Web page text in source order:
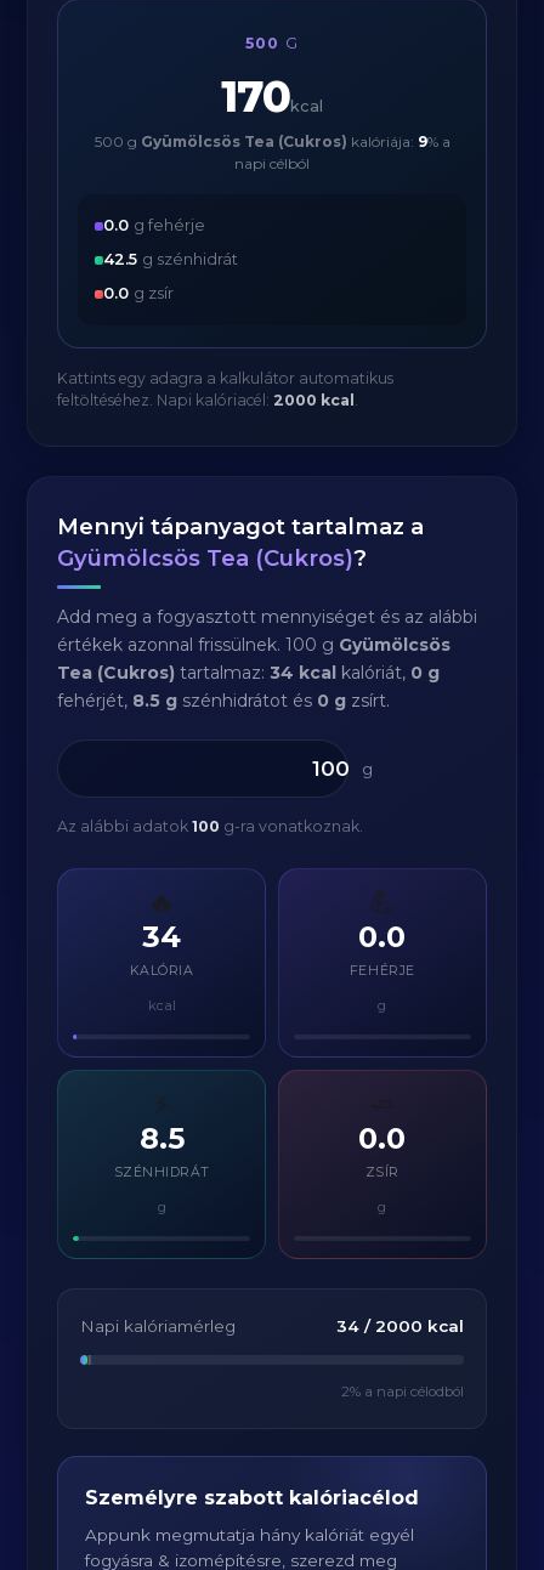
500 G
170kcal
500 g Gyümölcsös Tea (Cukros) kalóriája: 9% a
napi célból
0.0 g fehérje
42.5 g szénhidrát
0.0 g zsír
Kattints egy adagra a kalkulátor automatikus
feltöltéséhez. Napi kalóriacél: 2000 kcal .
Mennyi tápanyagot tartalmaz a
Gyümölcsös Tea (Cukros)?
Add meg a fogyasztott mennyiséget és az alábbi
értékek azonnal frissülnek. 100 g Gyümölcsös
Tea (Cukros) tartalmaz:34 kcal kalóriát, 0 g
fehérjét, 8.5 g szénhidrátot és 0 g zsírt.
g
Az alábbi adatok100 g-ra vonatkoznak.
🔥
34
KALÓRIA
kcal
💪
0.0
FEHÉRJE
g
⚡
8.5
SZÉNHIDRÁT
g
0.0
ZSÍR
g
Napi kalóriamérleg 34/ 2000 kcal
2% a napi célodból
Személyre szabott kalóriacélod
Appunk megmutatja hány kalóriát egyél
fogyásra & izomépítésre, szerezd meg